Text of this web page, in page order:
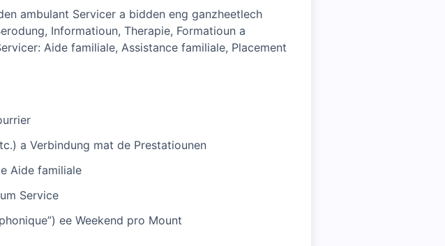
ambulant Servicer a bidden eng ganzheetlech
Informatioun, Therapie, Formatioun a
Aide familiale, Assistance familiale, Placement
a Verbindung mat de Prestatiounen
Aide familiale
Service
ee Weekend pro Mount